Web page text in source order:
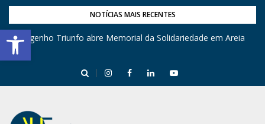
Barra de Ferramentas Aberta
NOTÍCIAS MAIS RECENTES
Engenho Triunfo abre Memorial da Solidariedade em Areia